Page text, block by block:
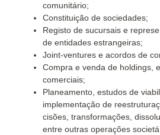
comunitário;
Constituição de sociedades;
Registo de sucursais e
de entidades estrangeiras;
Joint-ventures e acordos de
Compra e venda de holdings,
comerciais;
Planeamento, estudos de
implementação de
cisões, transformações,
entre outras operações